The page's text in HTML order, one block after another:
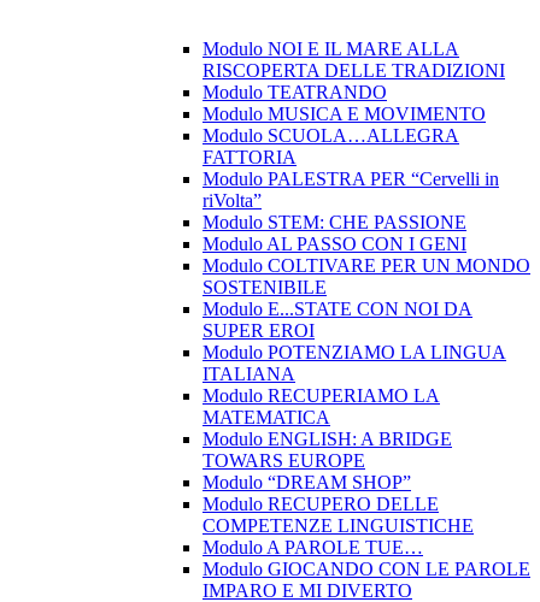
Modulo NOI E IL MARE ALLA
RISCOPERTA DELLE TRADIZIONI
Modulo TEATRANDO
Modulo MUSICA E MOVIMENTO
Modulo SCUOLA…ALLEGRA
FATTORIA
Modulo PALESTRA PER “Cervelli in
riVolta”
Modulo STEM: CHE PASSIONE
Modulo AL PASSO CON I GENI
Modulo COLTIVARE PER UN MONDO
SOSTENIBILE
Modulo E...STATE CON NOI DA
SUPER EROI
Modulo POTENZIAMO LA LINGUA
ITALIANA
Modulo RECUPERIAMO LA
MATEMATICA
Modulo ENGLISH: A BRIDGE
TOWARS EUROPE
Modulo “DREAM SHOP”
Modulo RECUPERO DELLE
COMPETENZE LINGUISTICHE
Modulo A PAROLE TUE…
Modulo GIOCANDO CON LE PAROLE
IMPARO E MI DIVERTO